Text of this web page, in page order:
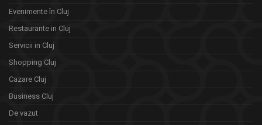
Evenimente în Cluj
Restaurante in Cluj
Servicii in Cluj
Shopping Cluj
Cazare Cluj
Business Cluj
De vazut